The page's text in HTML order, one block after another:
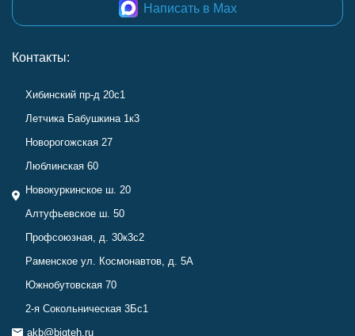
Написать в Max
Контакты:
Хибинский пр-д 20с1
Летчика Бабушкина 1к3
Новорогожская 27
Люблинская 60
Новокуркинское ш. 20
Алтуфьевское ш. 50
Профсоюзная, д. 30к3с2
Раменское ул. Космонавтов, д. 5А
Южнобутовская 70
2-я Сокольническая 3Бс1
akb@bigteh.ru